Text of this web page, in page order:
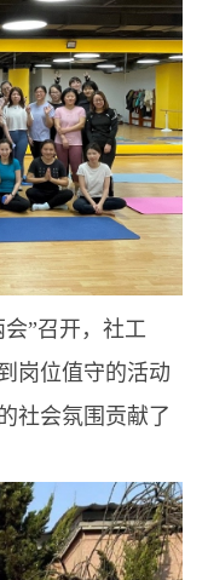
”召开，社工
岗位值守的活动
社会氛围贡献了